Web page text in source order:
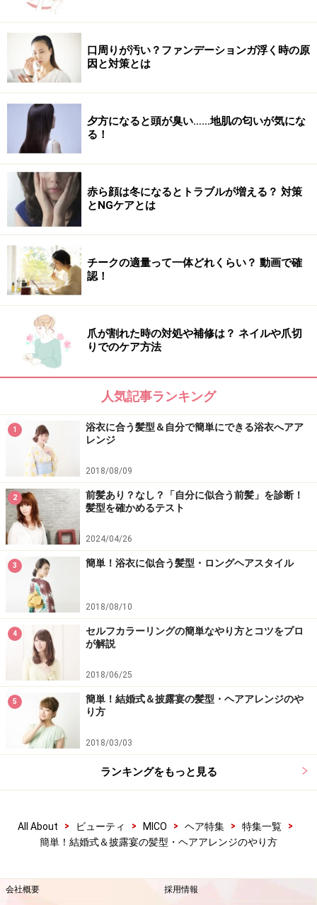
口周りが汚い？ファンデーションガ浮く時の原
因と対策とは
夕方になると頭が臭い……地肌の匂いが気にな
る！
赤ら顔は冬になるとトラブルが増える？ 対策
とNGケアとは
チークの適量って一体どれくらい？ 動画で確
認！
爪が割れた時の対処や補修は？ ネイルや爪切
りでのケア方法
人気記事ランキング
1
浴衣に合う髪型＆自分で簡単にできる浴衣へアア
レンジ
2018/08/09
2
前髪あり？なし？「自分に似合う前髪」を診断！
髪型を確かめるテスト
2024/04/26
3 簡単！浴衣に似合う髪型・ロングヘアスタイル
2018/08/10
4
セルフカラーリングの簡単なやり方とコツをプロ
が解説
2018/06/25
5
簡単！結婚式＆披露宴の髪型・ヘアアレンジのや
り方
2018/03/03
ランキングをもっと見る
All About > ビューティ > MICO > ヘア特集 > 特集一覧
>
簡単！結婚式＆披露宴の髪型・ヘアアレンジのやり方
会社概要 採用情報